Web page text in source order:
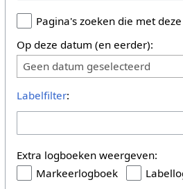
Pagina's zoeken die met
Op deze datum (en eerder):
Geen datum geselecteerd
Labelfilter:
Extra logboeken weergeven:
Markeerlogboek